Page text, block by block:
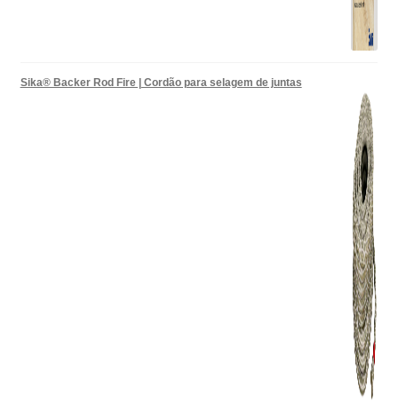
Sika® Backer Rod Fire | Cordão para selagem de juntas